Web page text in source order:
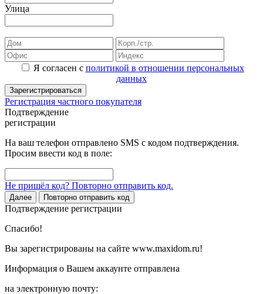
Улица
Я согласен с политикой в отношении персональных
данных
Зарегистрироваться
Регистрация частного покупателя
Подтверждение
регистрации
На ваш телефон отправлено SMS с кодом подтверждения.
Просим ввести код в поле:
Не пришёл код? Повторно отправить код.
Далее Повторно отправить код
Подтверждение регистрации
Спасибо!
Вы зарегистрированы на сайте www.maxidom.ru!
Информация о Вашем аккаунте отправлена
на электронную почту: